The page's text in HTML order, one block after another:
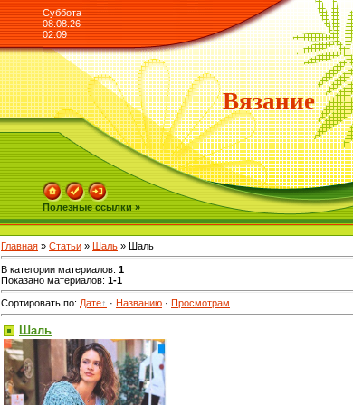
Суббота
08.08.26
02:09
Вязание
Полезные ссылки »
Главная » Статьи » Шаль » Шаль
В категории материалов: 1
Показано материалов: 1-1
Сортировать по: Дате · Названию · Просмотрам
Шаль